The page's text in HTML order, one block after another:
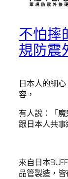
不怕摔
規防震
日本人的細
容，
有人說：「
跟日本人共
來自日本
品管製造，皆